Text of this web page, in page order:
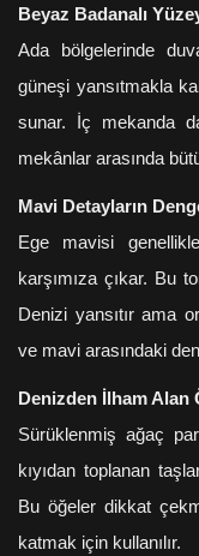
Beyaz Badanalı
Ada bölgelerinde
güneşi yansıtmakla
sunar. İç mekanda
mekânlar arasında
Mavi Detayların
Ege mavisi
karşımıza çıkar. Bu
Denizi yansıtır ama
ve mavi arasındaki
Denizden İlham Alan
Sürüklenmiş ağaç
kıyıdan toplanan
Bu öğeler dikkat
katmak için kullanılır.